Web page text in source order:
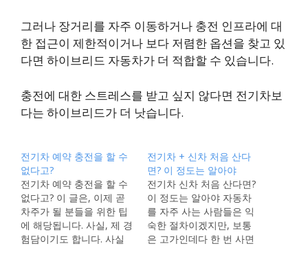
그러나 장거리를 자주 이동하거나 충전 인프라에 대
한 접근이 제한적이거나 보다 저렴한 옵션을 찾고 있
다면 하이브리드 자동차가 더 적합할 수 있습니다.
충전에 대한 스트레스를 받고 싶지 않다면 전기차보
다는 하이브리드가 더 낫습니다.
전기차 예약 충전을 할 수
없다고?
전기차 예약 충전을 할 수
없다고? 이 글은, 이제 곧
차주가 될 분들을 위한 팁
에 해당됩니다. 사실, 제 경
험담이기도 합니다. 사실
전기차 + 신차 처음 산다
면? 이 정도는 알아야
전기차 신차 처음 산다면?
이 정도는 알아야 자동차
를 자주 사는 사람들은 익
숙한 절차이겠지만, 보통
은 고가인데다 한 번 사면